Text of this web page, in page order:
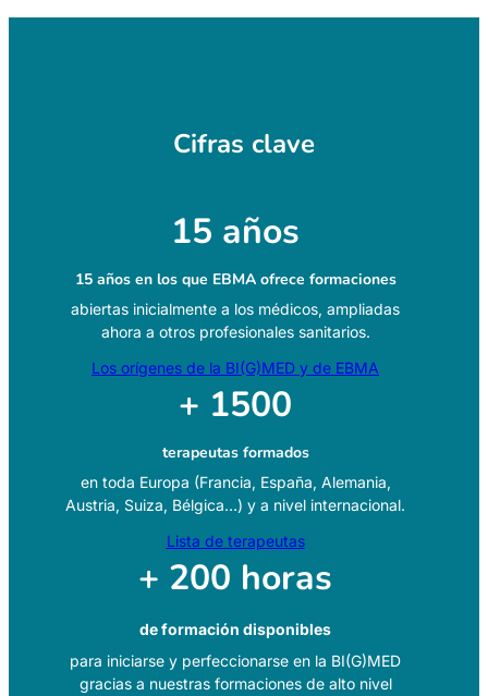
Cifras clave
15 años
15 años en los que EBMA ofrece formaciones
abiertas inicialmente a los médicos, ampliadas
ahora a otros profesionales sanitarios.
Los orígenes de la BI(G)MED y de EBMA
+ 1500
terapeutas formados
en toda Europa (Francia, España, Alemania,
Austria, Suiza, Bélgica…) y a nivel internacional.
Lista de terapeutas
+ 200 horas
de formación disponibles
para iniciarse y perfeccionarse en la BI(G)MED
gracias a nuestras formaciones de alto nivel